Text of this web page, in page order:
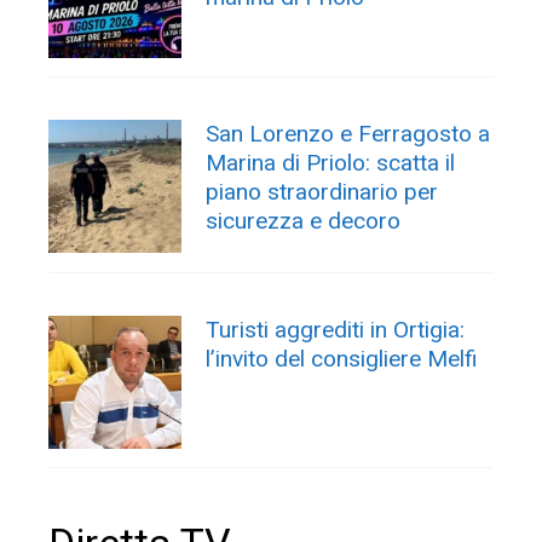
San Lorenzo e Ferragosto a
Marina di Priolo: scatta il
piano straordinario per
sicurezza e decoro
Turisti aggrediti in Ortigia:
l’invito del consigliere Melfi